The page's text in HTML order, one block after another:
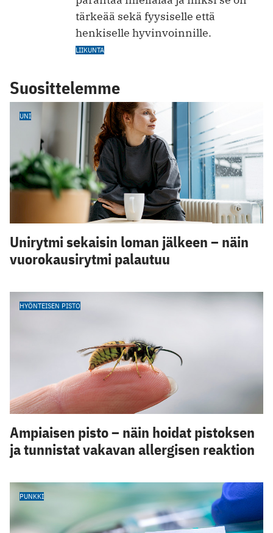
tärkeää sekä fyysiselle että
henkiselle hyvinvoinnille.
LIIKUNTA
Suosittelemme
UNI
Unirytmi sekaisin loman jälkeen – näin
vuorokausirytmi palautuu
HYÖNTEISEN PISTO
Ampiaisen pisto – näin hoidat pistoksen
ja tunnistat vakavan allergisen reaktion
PUNKKI